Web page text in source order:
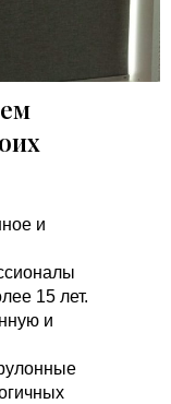
и
15 лет.
и